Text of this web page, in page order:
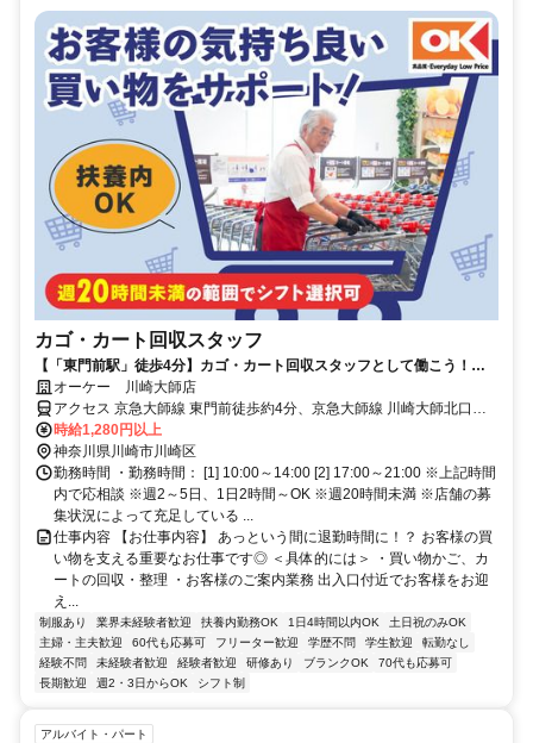
カゴ・カート回収スタッフ
【「東門前駅」徒歩4分】カゴ・カート回収スタッフとして働こう！健
康維持にもつながるお仕事♪
オーケー 川崎大師店
アクセス 京急大師線 東門前徒歩約4分、京急大師線 川崎大師北口徒
歩約11分、京急大師線 大師橋徒歩約11分 京浜急行大師線「東門前
駅」徒歩約4分＊自転車通勤OK
時給1,280円以上
神奈川県川崎市川崎区
勤務時間 ・勤務時間： [1] 10:00～14:00 [2] 17:00～21:00 ※上記時間
内で応相談 ※週2～5日、1日2時間～OK ※週20時間未満 ※店舗の募
集状況によって充足している ...
仕事内容 【お仕事内容】 あっという間に退勤時間に！？ お客様の買
い物を支える重要なお仕事です◎ ＜具体的には＞ ・買い物かご、カ
ートの回収・整理 ・お客様のご案内業務 出入口付近でお客様をお迎
え...
制服あり 業界未経験者歓迎 扶養内勤務OK 1日4時間以内OK
土日祝のみOK
主婦・主夫歓迎
60代も応募可 フリーター歓迎 学歴不問 学生歓迎
転勤なし
経験不問
未経験者歓迎 経験者歓迎 研修あり ブランクOK
70代も応募可
長期歓迎
週2・3日からOK シフト制
アルバイト・パート